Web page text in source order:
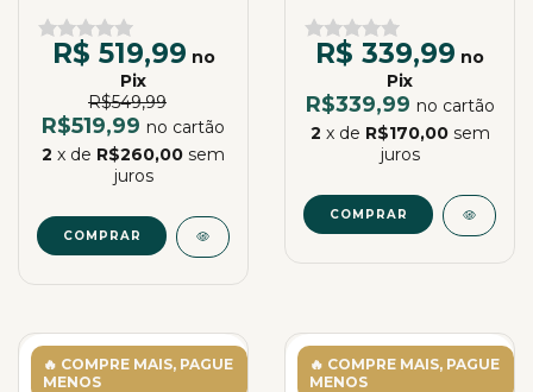
R$ 519,99 no
Pix
R$549,99
R$519,99 no cartão
2 x de R$260,00 sem
juros
COMPRAR
R$ 339,99 no
Pix
R$339,99 no cartão
2 x de R$170,00 sem
juros
COMPRAR
🔥 COMPRE MAIS, PAGUE
MENOS
🔥 COMPRE MAIS, PAGUE
MENOS